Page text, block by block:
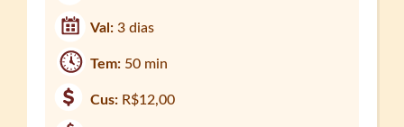
Val:3 dias
Tem: 50 min
Cus: R$12,00